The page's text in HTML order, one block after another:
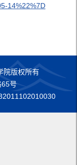
14%22%7D
院版权所有
65号